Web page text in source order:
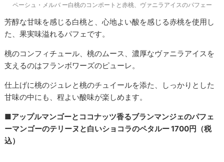
ペーシュ・メルバ ー白桃のコンポートと赤桃、ヴァニラアイスのパフェー
芳醇な甘味を感じる白桃と、心地よい酸を感じる赤桃を使用し
た、果実味溢れるパフェです。
桃のコンフィチュール、桃のムース、濃厚なヴァニラアイスを
支えるのはフランボワーズのピューレ。
仕上げに桃のジュレと桃のチュイールを添た、しっかりとした
甘味の中にも、程よい酸味が楽しめます。
■アップルマンゴーとココナッツ香るブランマンジェのパフェ
ーマンゴーのテリーヌと白いショコラのペタルー 1700円（税
込）